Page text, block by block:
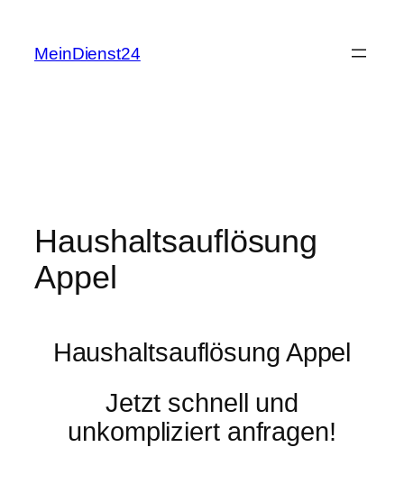
springen
MeinDienst24
Haushaltsauflösung
Appel
Haushaltsauflösung Appel
Jetzt schnell und
unkompliziert anfragen!